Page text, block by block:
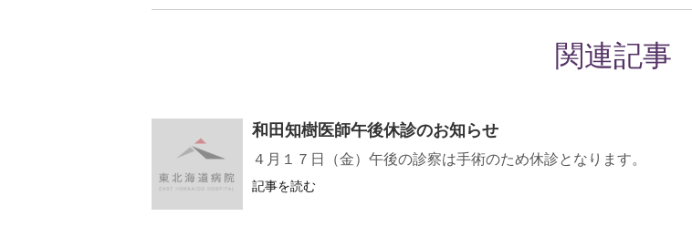
関連記事
和田知樹医師午後休診のお知らせ
４月１７日（金）午後の診察は手術のため休診となります。
記事を読む